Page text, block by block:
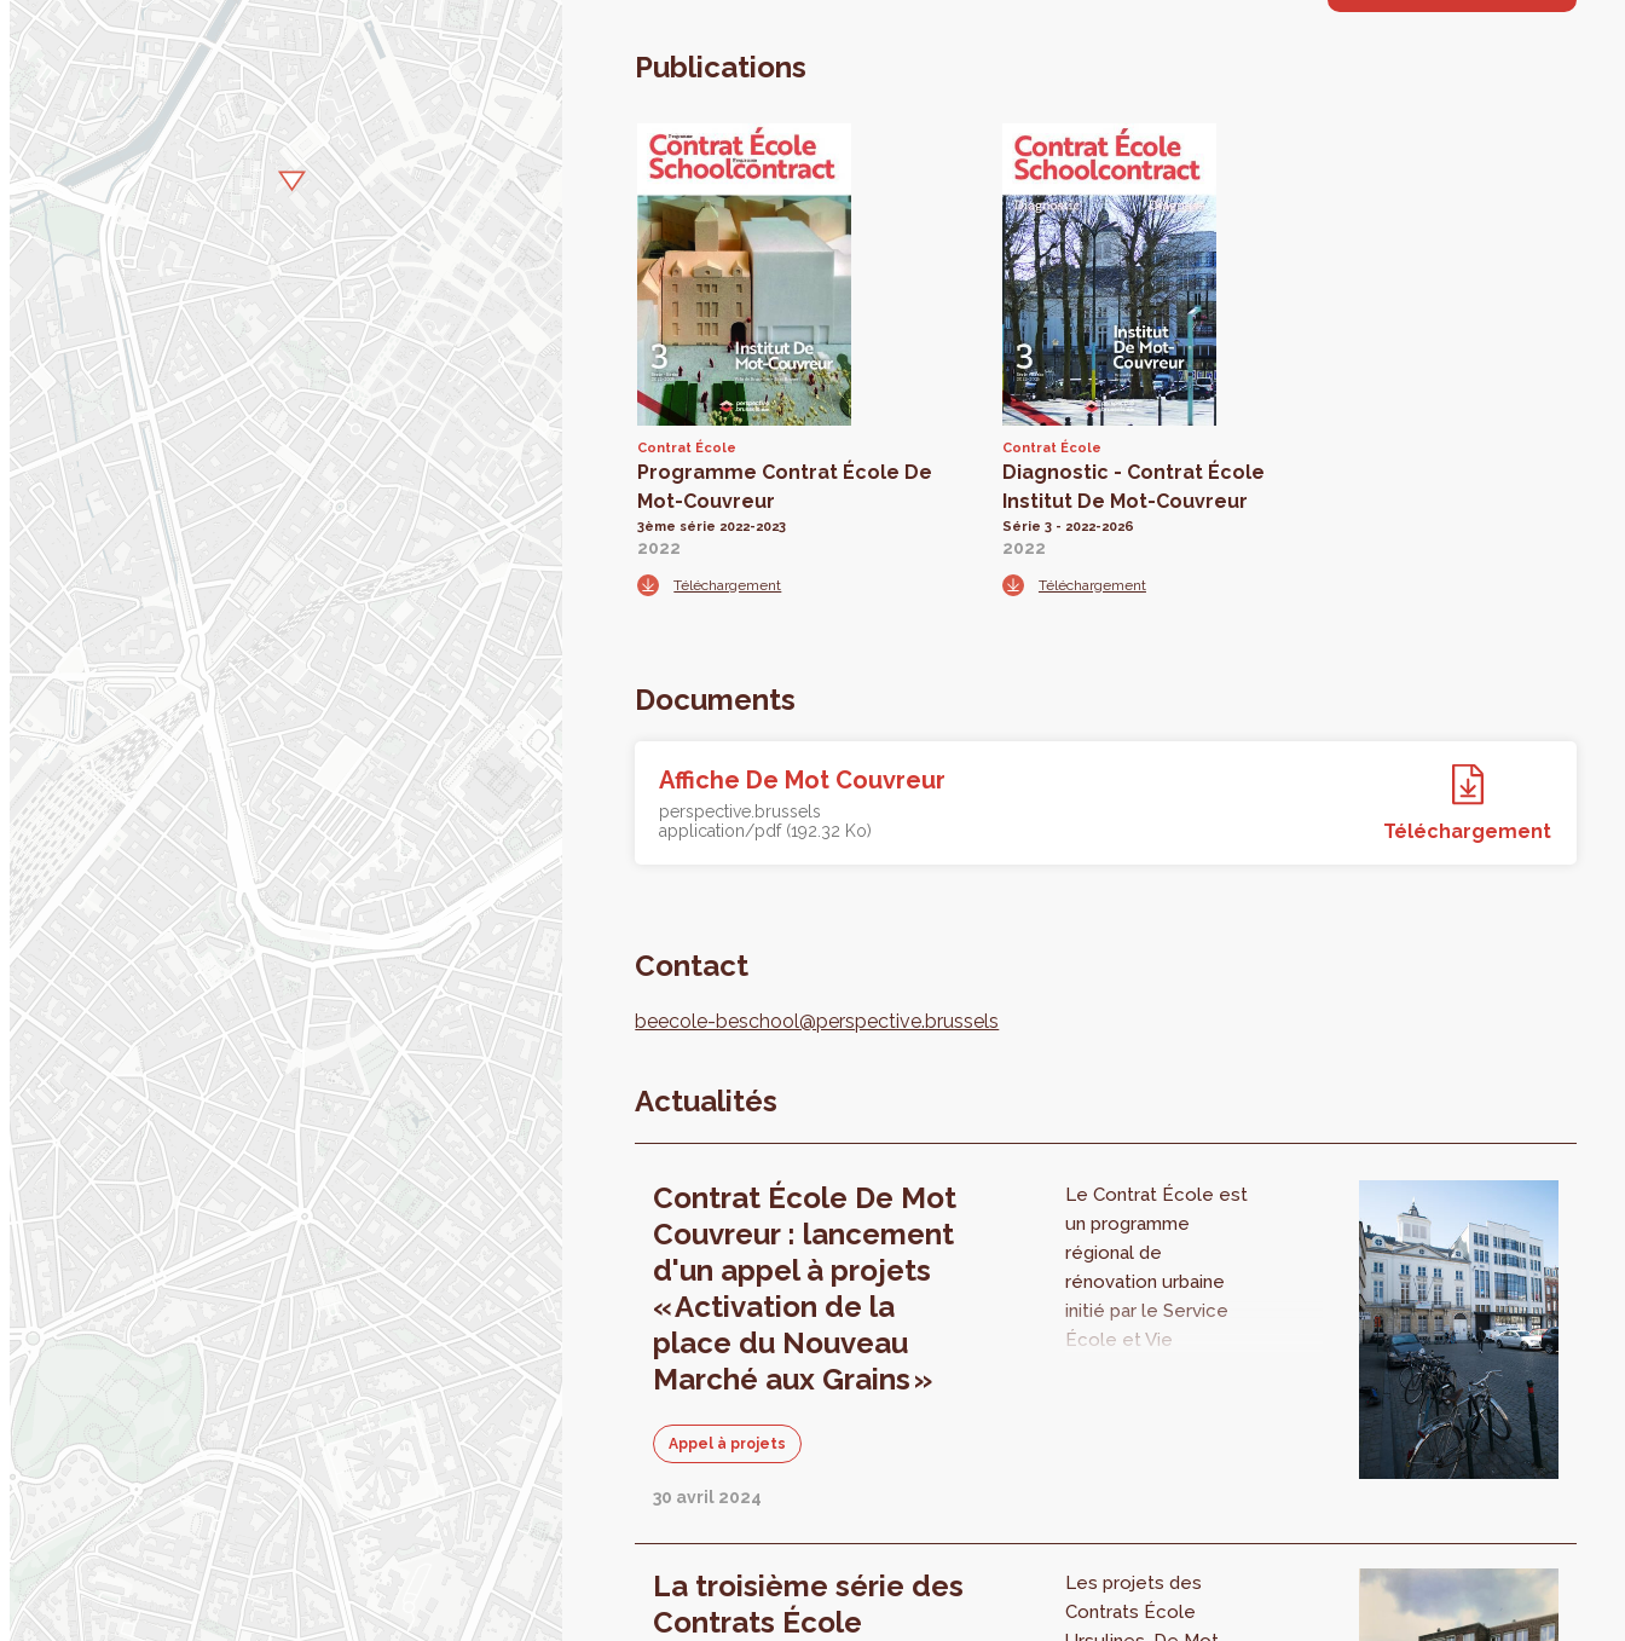
Publications
Contrat École
Programme Contrat École De
Mot-Couvreur
3ème série 2022-2023
2022
Téléchargement
Contrat École
Diagnostic - Contrat École
Institut De Mot-Couvreur
Série 3 - 2022-2026
2022
Téléchargement
Documents
Affiche De Mot Couvreur
perspective.brussels
application/pdf (192.32 Ko)
Téléchargement
Contact
beecole-beschool@perspective.brussels
Actualités
Contrat École De Mot
Couvreur : lancement
d'un appel à projets
« Activation de la
place du Nouveau
Marché aux Grains »
Appel à projets
30 avril 2024
Le Contrat École est
un programme
régional de
rénovation urbaine
initié par le Service
École et Vie
et de renforcer les
relations entre
l'école et son
quartier. En
La troisième série des
Contrats École
Les projets des
Contrats École